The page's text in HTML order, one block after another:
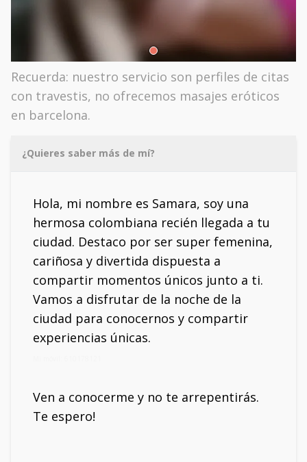
Recuerda: nuestro servicio son perfiles de citas
con travestis, no ofrecemos masajes eróticos
en barcelona.
¿Quieres saber más de mí?
Hola, mi nombre es Samara, soy una
hermosa colombiana recién llegada a tu
ciudad. Destaco por ser super femenina,
cariñosa y divertida dispuesta a
compartir momentos únicos junto a ti.
Vamos a disfrutar de la noche de la
ciudad para conocernos y compartir
experiencias únicas.
Ven a conocerme y no te arrepentirás.
Te espero!